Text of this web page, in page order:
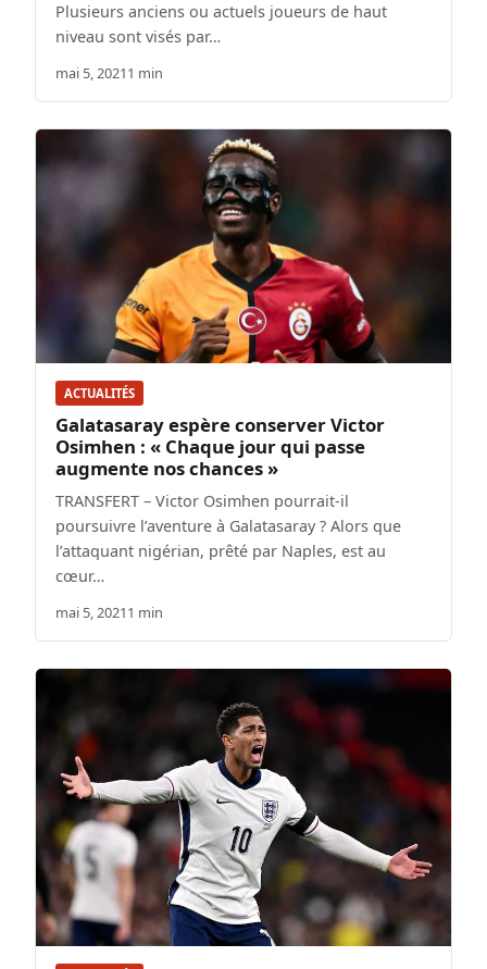
Plusieurs anciens ou actuels joueurs de haut
niveau sont visés par…
mai 5, 20211 min
ACTUALITÉS
Galatasaray espère conserver Victor
Osimhen : « Chaque jour qui passe
augmente nos chances »
TRANSFERT – Victor Osimhen pourrait-il
poursuivre l’aventure à Galatasaray ? Alors que
l’attaquant nigérian, prêté par Naples, est au
cœur…
mai 5, 20211 min